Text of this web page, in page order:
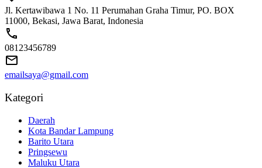
Jl. Kertawibawa 1 No. 11 Perumahan Graha Timur, PO. BOX
11000, Bekasi, Jawa Barat, Indonesia
08123456789
emailsaya@gmail.com
Kategori
Daerah
Kota Bandar Lampung
Barito Utara
Pringsewu
Maluku Utara